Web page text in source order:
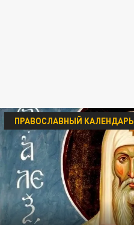
ПРАВОСЛАВНЫЙ КАЛЕНДАРЬ